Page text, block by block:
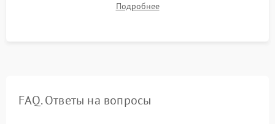
изображения перед выдачей готового устройства.
Подробнее
FAQ. Ответы на вопросы